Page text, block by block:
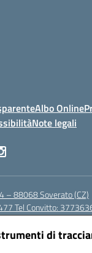
di
Albo Online
Note legali
– 88068 Soverato (CZ)
Tel Convitto:
(PEC):